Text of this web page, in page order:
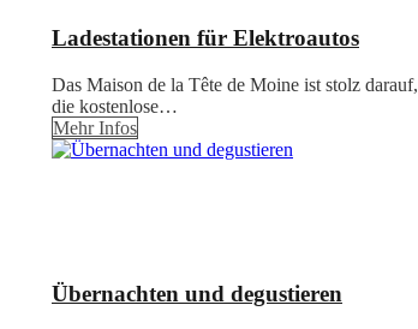
Ladestationen für Elektroautos
Das Maison de la Tête de Moine ist stolz darauf,
die kostenlose…
Mehr Infos
Übernachten und degustieren